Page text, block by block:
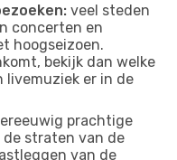
veel steden
concerten en
hoogseizoen.
bekijk dan welke
livemuziek er in de
prachtige
straten van de
van de